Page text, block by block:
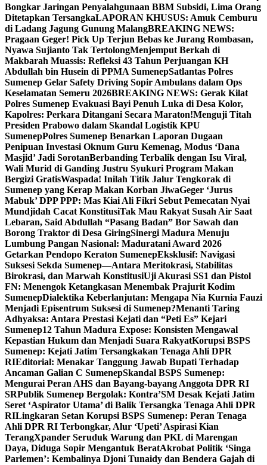
Bongkar Jaringan Penyalahgunaan BBM Subsidi, Lima Orang
Ditetapkan TersangkaLAPORAN KHUSUS: Amuk Cemburu
di Ladang Jagung Gunung MalangBREAKING NEWS:
Pragaan Geger! Pick Up Terjun Bebas ke Jurang Rombasan,
Nyawa Sujianto Tak TertolongMenjemput Berkah di
Makbarah Muassis: Refleksi 43 Tahun Perjuangan KH
Abdullah bin Husein di PPMA SumenepSatlantas Polres
Sumenep Gelar Safety Driving Sopir Ambulans dalam Ops
Keselamatan Semeru 2026BREAKING NEWS: Gerak Kilat
Polres Sumenep Evakuasi Bayi Penuh Luka di Desa Kolor,
Kapolres: Perkara Ditangani Secara Maraton!Menguji Titah
Presiden Prabowo dalam Skandal Logistik KPU
SumenepPolres Sumenep Benarkan Laporan Dugaan
Penipuan Investasi Oknum Guru Kemenag, Modus ‘Dana
Masjid’ Jadi SorotanBerbanding Terbalik dengan Isu Viral,
Wali Murid di Ganding Justru Syukuri Program Makan
Bergizi GratisWaspada! Inilah Titik Jalur Tengkorak di
Sumenep yang Kerap Makan Korban JiwaGeger ‘Jurus
Mabuk’ DPP PPP: Mas Kiai Ali Fikri Sebut Pemecatan Nyai
Mundjidah Cacat KonstitusiTak Mau Rakyat Susah Air Saat
Lebaran, Said Abdullah “Pasang Badan” Bor Sawah dan
Borong Traktor di Desa GiringSinergi Madura Menuju
Lumbung Pangan Nasional: Maduratani Award 2026
Getarkan Pendopo Keraton SumenepEksklusif: Navigasi
Suksesi Sekda Sumenep—Antara Meritokrasi, Stabilitas
Birokrasi, dan Marwah KonstitusiUji Akurasi SS1 dan Pistol
FN: Menengok Ketangkasan Menembak Prajurit Kodim
SumenepDialektika Keberlanjutan: Mengapa Nia Kurnia Fauzi
Menjadi Episentrum Suksesi di Sumenep?Menanti Taring
Adhyaksa: Antara Prestasi Kejati dan “Peti Es” Kejari
Sumenep12 Tahun Madura Expose: Konsisten Mengawal
Kepastian Hukum dan Menjadi Suara RakyatKorupsi BSPS
Sumenep: Kejati Jatim Tersangkakan Tenaga Ahli DPR
RIEditorial: Menakar Tanggung Jawab Bupati Terhadap
Ancaman Galian C SumenepSkandal BSPS Sumenep:
Mengurai Peran AHS dan Bayang-bayang Anggota DPR RI
SRPublik Sumenep Bergolak: Kontra’SM Desak Kejati Jatim
Seret ‘Aspirator Utama’ di Balik Tersangka Tenaga Ahli DPR
RILingkaran Setan Korupsi BSPS Sumenep: Peran Tenaga
Ahli DPR RI Terbongkar, Alur ‘Upeti’ Aspirasi Kian
TerangXpander Seruduk Warung dan PKL di Marengan
Daya, Diduga Sopir Mengantuk BeratAkrobat Politik ‘Singa
Parlemen’: Kembalinya Djoni Tunaidy dan Bendera Gajah di